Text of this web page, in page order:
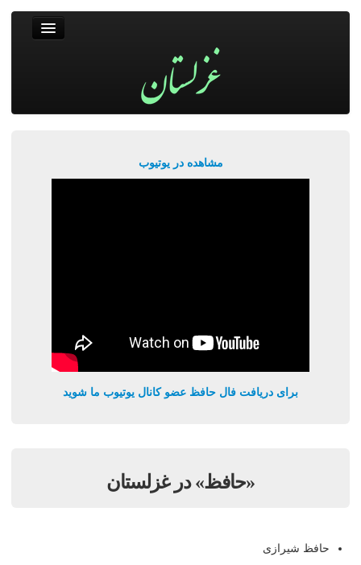
مشاهده در یوتیوب
برای دریافت فال حافظ عضو کانال یوتیوب ما شوید
«حافظ» در غزلستان
حافظ شیرازی